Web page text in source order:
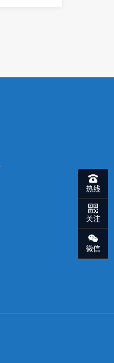
热线
关注
微信